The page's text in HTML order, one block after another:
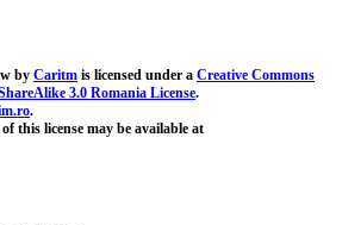
by Caritm is licensed under a Creative Commons
3.0 Romania License.
.
this license may be available at